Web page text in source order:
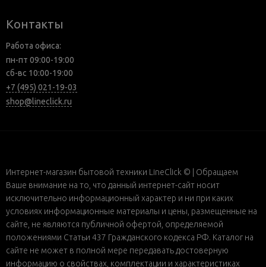
Контакты
Работа офиса:
пн-пт 09:00-19:00
сб-вс 10:00-19:00
+7 (495) 021-19-03
shop@lineclick.ru
Интернет-магазин бытовой техники LineClick © | Обращаем
Ваше внимание на то, что данный интернет-сайт носит
исключительно информационный характер и ни при каких
условиях информационные материалы и цены, размещенные на
сайте, не являются публичной офертой, определяемой
положениями Статьи 437 Гражданского кодекса РФ. Каталог на
сайте не может в полной мере передавать достоверную
информацию о свойствах, комплектации и характеристиках